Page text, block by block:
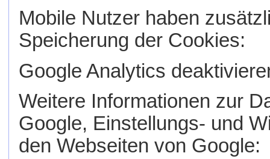
Mobile Nutzer haben
Speicherung der Cookies:
Google Analytics
Weitere Informationen zur
Google, Einstellungs- und
den Webseiten von Google: